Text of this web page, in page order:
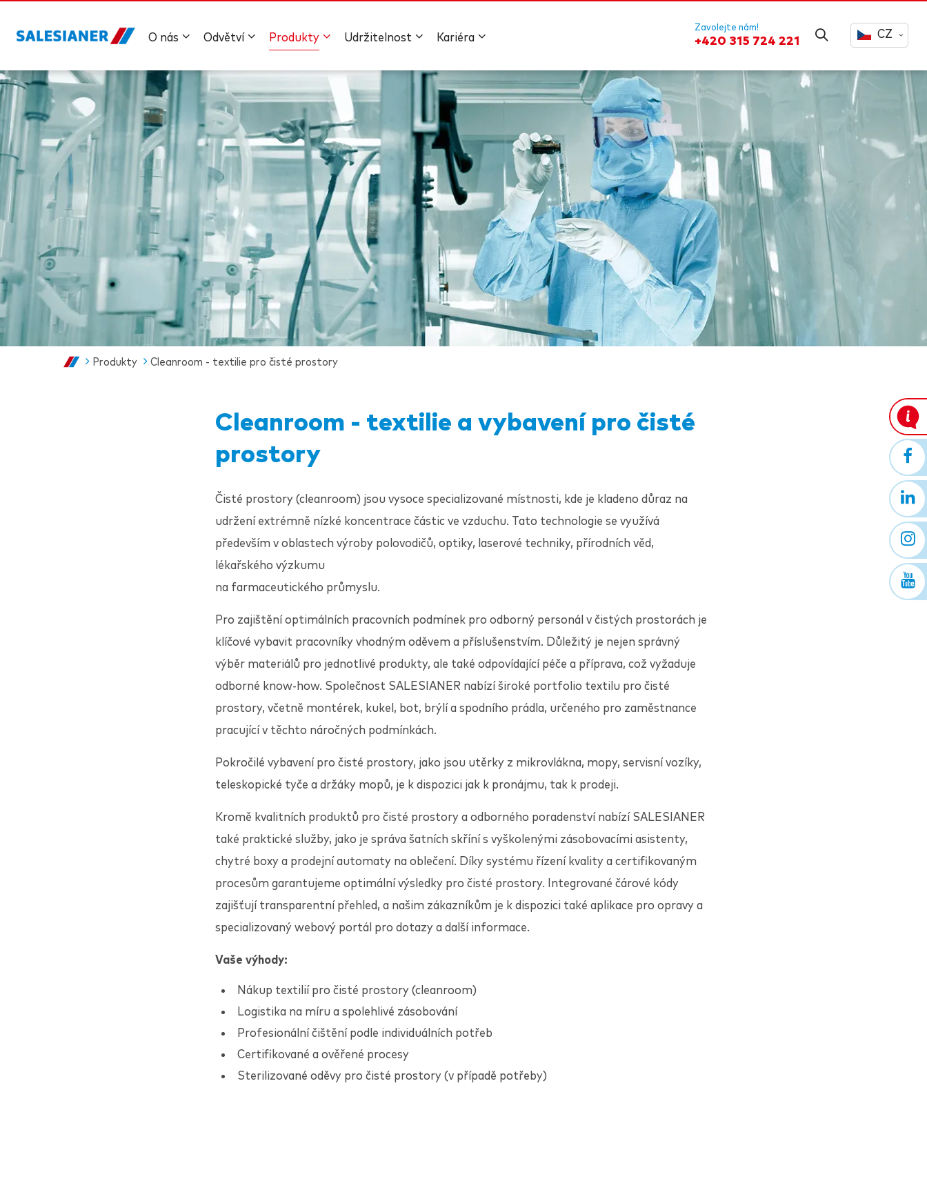
CZ
Zavolejte nám!
+420 315 724 221
O nás Odvětví Produkty Udržitelnost Kariéra
Produkty Cleanroom - textilie pro čisté prostory
Cleanroom - textilie a vybavení pro čisté
prostory
Čisté prostory (cleanroom) jsou vysoce specializované místnosti, kde je kladeno důraz na
udržení extrémně nízké koncentrace částic ve vzduchu. Tato technologie se využívá
především v oblastech výroby polovodičů, optiky, laserové techniky, přírodních věd,
lékařského výzkumu
na farmaceutického průmyslu.
Pro zajištění optimálních pracovních podmínek pro odborný personál v čistých prostorách je
klíčové vybavit pracovníky vhodným oděvem a příslušenstvím. Důležitý je nejen správný
výběr materiálů pro jednotlivé produkty, ale také odpovídající péče a příprava, což vyžaduje
odborné know-how. Společnost SALESIANER nabízí široké portfolio textilu pro čisté
prostory, včetně montérek, kukel, bot, brýlí a spodního prádla, určeného pro zaměstnance
pracující v těchto náročných podmínkách.
Pokročilé vybavení pro čisté prostory, jako jsou utěrky z mikrovlákna, mopy, servisní vozíky,
teleskopické tyče a držáky mopů, je k dispozici jak k pronájmu, tak k prodeji.
Kromě kvalitních produktů pro čisté prostory a odborného poradenství nabízí SALESIANER
také praktické služby, jako je správa šatních skříní s vyškolenými zásobovacími asistenty,
chytré boxy a prodejní automaty na oblečení. Díky systému řízení kvality a certifikovaným
procesům garantujeme optimální výsledky pro čisté prostory. Integrované čárové kódy
zajišťují transparentní přehled, a našim zákazníkům je k dispozici také aplikace pro opravy a
specializovaný webový portál pro dotazy a další informace.
Vaše výhody:
Nákup textilií pro čisté prostory (cleanroom)
Logistika na míru a spolehlivé zásobování
Profesionální čištění podle individuálních potřeb
Certifikované a ověřené procesy
Sterilizované oděvy pro čisté prostory (v případě potřeby)